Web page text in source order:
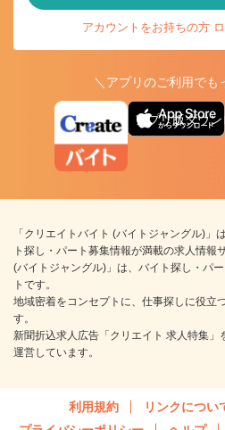
アカウントをお持ちの方
＼アプリのご利用でも
アプリ版ダウ
「クリエイトバイト (バイトジャングル)」
ト探し・パート募集情報が満載の求人情報
(バイトジャングル)」は、バイト探し・パ
トです。
地域密着をコンセプトに、仕事探しに役立
す。
新聞折込求人広告「クリエイト 求人特集
運営しています。
利用規約 リンクについ